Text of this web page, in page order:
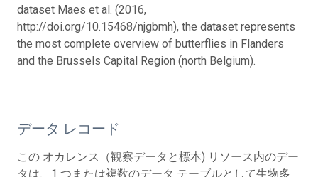
dataset Maes et al. (2016,
http://doi.org/10.15468/njgbmh), the dataset represents
the most complete overview of butterflies in Flanders
and the Brussels Capital Region (north Belgium).
データ レコード
この オカレンス（観察データと標本) リソース内のデー
タは、1 つまたは複数のデータ テーブルとして生物多